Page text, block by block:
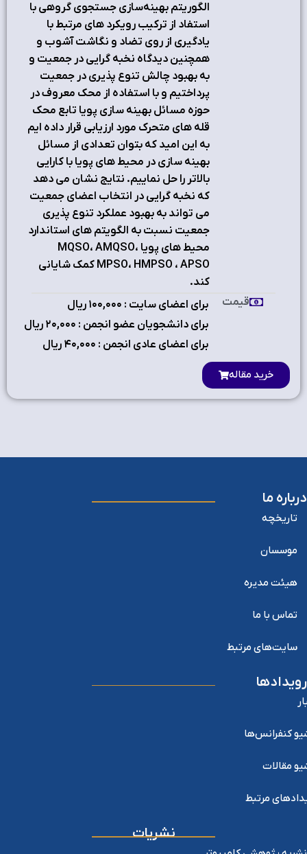
الگوريتم بهينه‌سازي جستجوي گروهي با
استفاد از ترکيب رويکرد هاي مرتبط با
يادگيري از روي تضاد و نگاشت آشوب و
همچنين ديدگاه نخبه گرايي در جمعيت و
به بهبود چالش تنوع پذيري در جمعيت
پرداختيم و با استفاده از محک معروف در
حوزه مسائل بهينه سازي پويا تابع محک
قله هاي متحرک مورد ارزيابي قرار داده ايم
به اين اميد که بتوان تعدادي از مسائل
بهينه ‌سازي در محيط‌ هاي پويا با کارايي
بالاتر را حل نماييم. نتايج نشان مي دهد
که نخبه گرايي در انتخاب اعضاي جمعيت
مي تواند به بهبود عملکرد تنوع پذيري
جمعيت نسبت به الگويتم هاي استاندارد
محيط هاي پويا MQSO، AMQSO،
MPSO، HMPSO ، APSO کمک شاياني
کند.
برای اعضای سایت : ۱٠٠,٠٠٠ ریال
برای دانشجویان عضو انجمن : ۲٠,٠٠٠ ریال
برای اعضای عادی انجمن : ۴٠,٠٠٠ ریال
قیمت
خرید مقاله
درباره ما
تاریخچه
موسسان
هیئت مدیره
تماس با ما
سایت‌های مرتبط
رویدادها
کنفرانس‌ها
مقالات
مرتبط
نشریات